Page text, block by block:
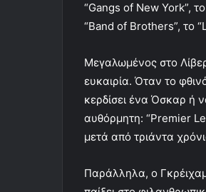
“Gangs of New York”,
“Band of Brothers”, το
Μεγαλωμένος στο
ευκαιρία. Όταν το
κερδίσει ένα Όσκαρ ή
αυθόρμητη: “Premier
μετά από τριάντα
Παράλληλα, ο